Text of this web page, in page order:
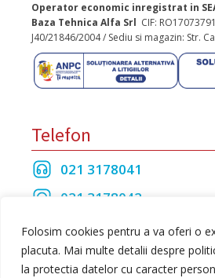
Folosim cookies pentru a va oferi o
placuta. Mai multe detalii despre
la protectia datelor cu caracter
Operator economic inregistrat in
Baza Tehnica Alfa Srl CIF:
J40/21846/2004 / Sediu si magazin: Str.
Telefon
021 3178041
021 3178042
021 3175208